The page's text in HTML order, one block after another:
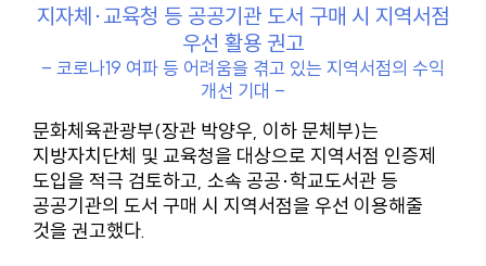
지자체·교육청 등 공공기관 도서 구매 시 지역서점
우선 활용 권고
- 코로나19 여파 등 어려움을 겪고 있는 지역서점의 수익
개선 기대 -
문화체육관광부(장관 박양우, 이하 문체부)는
지방자치단체 및 교육청을 대상으로 지역서점 인증제
도입을 적극 검토하고, 소속 공공·학교도서관 등
공공기관의 도서 구매 시 지역서점을 우선 이용해줄
것을 권고했다.